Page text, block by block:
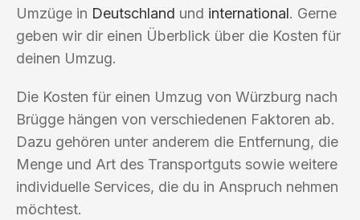
Umzüge in Deutschland und international. Gerne
geben wir dir einen Überblick über die Kosten für
deinen Umzug.
Die Kosten für einen Umzug von Würzburg nach
Brügge hängen von verschiedenen Faktoren ab.
Dazu gehören unter anderem die Entfernung, die
Menge und Art des Transportguts sowie weitere
individuelle Services, die du in Anspruch nehmen
möchtest.